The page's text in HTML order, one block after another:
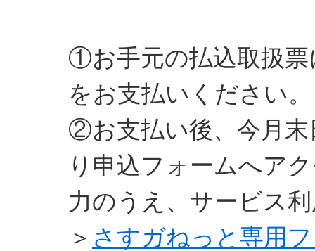
①お手元の払込取扱票
をお支払いください。
②お支払い後、今月末
り申込フォームへア
力のうえ、サービス
＞ さすガねっと専用